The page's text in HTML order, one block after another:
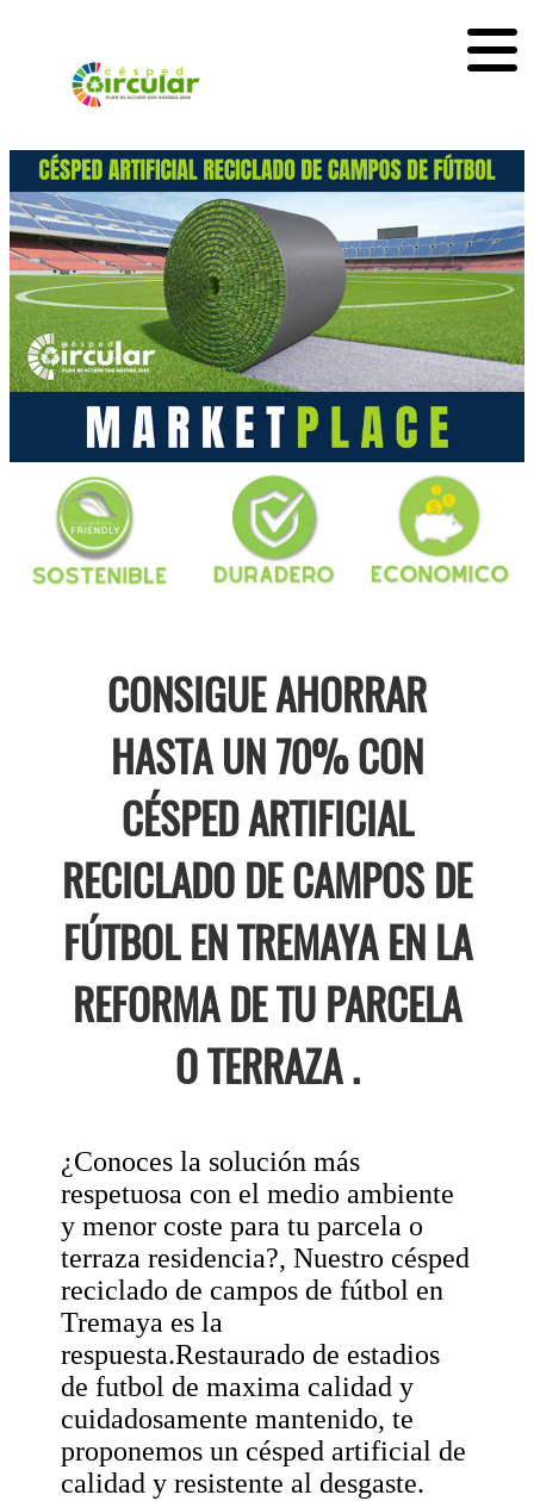
CONSIGUE AHORRAR
HASTA UN 70% CON
CÉSPED ARTIFICIAL
RECICLADO DE CAMPOS DE
FÚTBOL EN TREMAYA EN LA
REFORMA DE TU PARCELA
O TERRAZA .
¿Conoces la solución más
respetuosa con el medio ambiente
y menor coste para tu parcela o
terraza residencia?, Nuestro césped
reciclado de campos de fútbol en
Tremaya es la
respuesta.Restaurado de estadios
de futbol de maxima calidad y
cuidadosamente mantenido, te
proponemos un césped artificial de
calidad y resistente al desgaste.